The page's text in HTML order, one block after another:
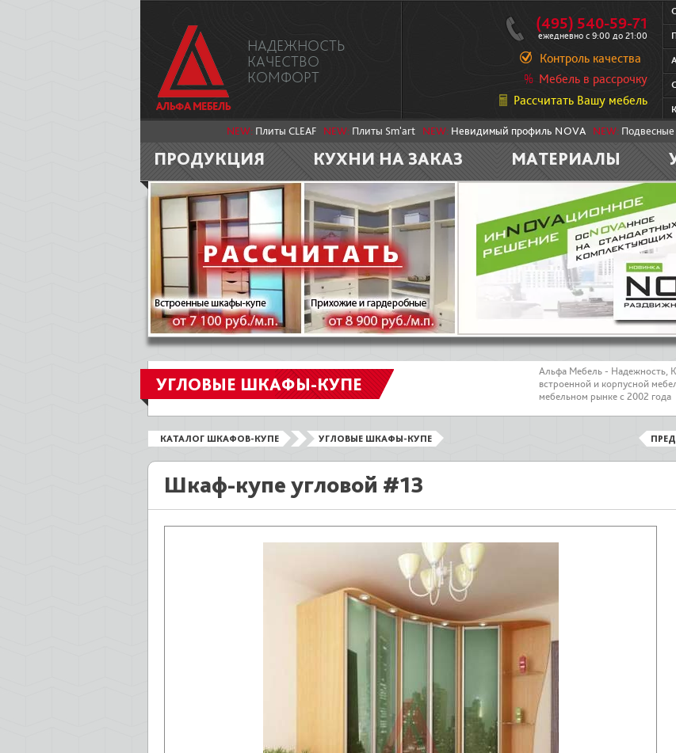
НАДЕЖНОСТЬ
КАЧЕСТВО
КОМФОРТ
(495) 540-59-71
ежедневно с 9:00 до 21:00
Контроль качества
Мебель в рассрочку
Рассчитать Вашу мебель
NEW: Плиты CLEAF NEW: Плиты Sm'art NEW: Невидимый профиль NOVA NEW:
ПРОДУКЦИЯ КУХНИ НА ЗАКАЗ МАТЕРИАЛЫ
УГЛОВЫЕ ШКАФЫ-КУПЕ
Альфа Мебель - Надежность,
встроенной и корпусной
мебельном рынке с 2002 года
КАТАЛОГ ШКАФОВ-КУПЕ УГЛОВЫЕ ШКАФЫ-КУПЕ
Шкаф-купе угловой #13